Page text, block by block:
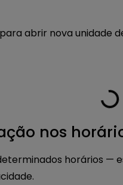
nos
horários —